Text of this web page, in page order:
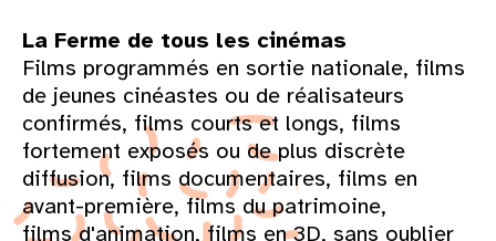
La Ferme de tous les cinémas
Films programmés en sortie nationale, films
de jeunes cinéastes ou de réalisateurs
confirmés, films courts et longs, films
fortement exposés ou de plus discrète
diffusion, films documentaires, films en
avant-première, films du patrimoine,
films d'animation, films en 3D, sans oublier